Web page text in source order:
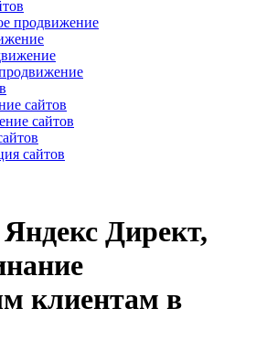
продвижение
сайтов
сайтов
сайтов
Директ,
клиентам в